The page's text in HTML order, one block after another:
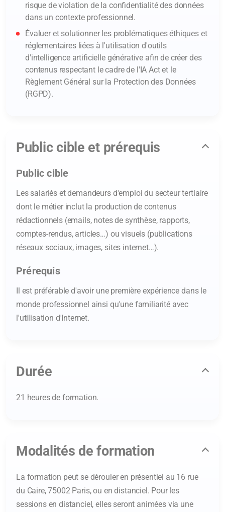
risque de violation de la confidentialité des données
dans un contexte professionnel.
Évaluer et solutionner les problématiques éthiques et
réglementaires liées à l'utilisation d'outils
d'intelligence artificielle générative afin de créer des
contenus respectant le cadre de l'IA Act et le
Règlement Général sur la Protection des Données
(RGPD).
Public cible et prérequis
Public cible
Les salariés et demandeurs d'emploi du secteur tertiaire
dont le métier inclut la production de contenus
rédactionnels (emails, notes de synthèse, rapports,
comptes-rendus, articles…) ou visuels (publications
réseaux sociaux, images, sites internet…).
Prérequis
Il est préférable d'avoir une première expérience dans le
monde professionnel ainsi qu'une familiarité avec
l'utilisation d'Internet.
Durée
21 heures de formation.
Modalités de formation
La formation peut se dérouler en présentiel au 16 rue
du Caire, 75002 Paris, ou en distanciel. Pour les
sessions en distanciel, elles seront animées via une